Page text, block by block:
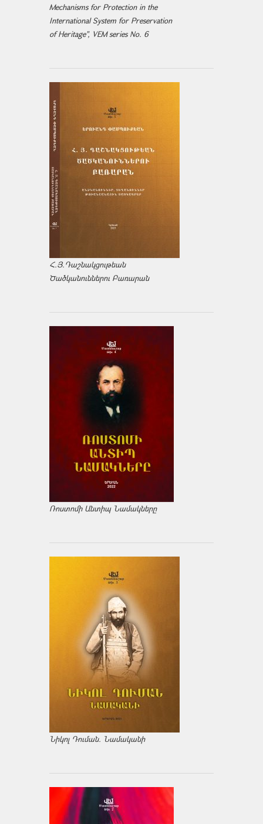
Mechanisms for Protection in the
International System for Preservation
of Heritage", VEM series No. 6
Հ.Յ.Դաշնակցութեան
Ծածկանուններու Բառարան
Ռոստոմի Անտիպ Նամակները
Նիկոլ Դուման. Նամականի